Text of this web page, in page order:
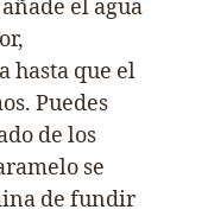
el agua
hasta que el
Puedes
de los
se
de fundir